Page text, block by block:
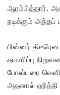
ஆரம்பித்தார்.
நடிக்கும் அந்தப்
பின்னர்
தயாரிப்பு
போஸ்டரை
அதனால் ஹிந்தி